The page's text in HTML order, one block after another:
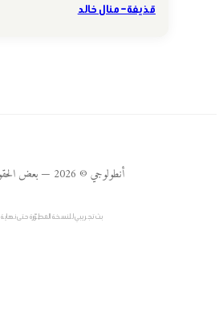
قذيفة – منال خالد
أنطولوجي © 2026 — بعض الحقوق محفوظة
بث تجريبي للنسخة المطوّرة حتى نهاية ٢٠٢٦